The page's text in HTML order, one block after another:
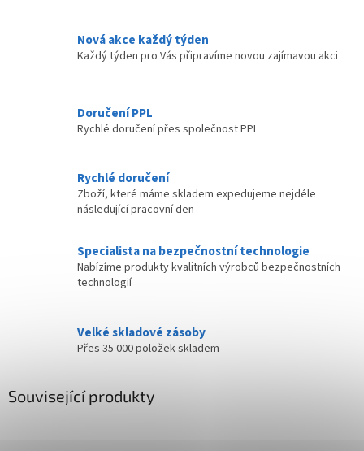
Nová akce každý týden
Každý týden pro Vás připravíme novou zajímavou akci
Doručení PPL
Rychlé doručení přes společnost PPL
Rychlé doručení
Zboží, které máme skladem expedujeme nejdéle
následující pracovní den
Specialista na bezpečnostní technologie
Nabízíme produkty kvalitních výrobců bezpečnostních
technologií
Velké skladové zásoby
Přes 35 000 položek skladem
Související produkty